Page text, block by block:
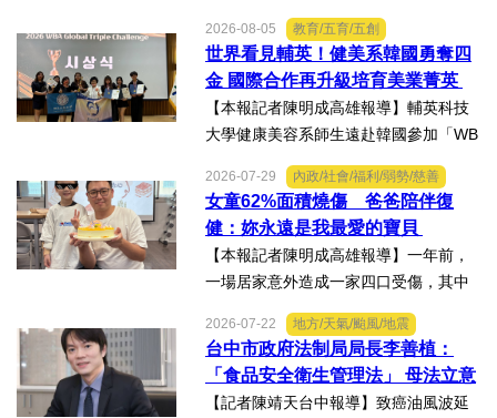
一路過關斬將，順利完成火箭發射，並
將全箭完整回收，勇奪高中學生1K組亞
軍，表現亮眼。陳國清...
2026-08-05 教育/五育/五創
世界看見輔英！健美系韓國勇奪四
金 國際合作再升級培育美業菁英
【本報記者陳明成高雄報導】輔英科技
大學健康美容系師生遠赴韓國參加「WB
賽」及「2026WBAGlobalTripleChallen
ge全球美學現場賽」，展現紮實專業實
力，師生聯手勇奪四金、...
2026-07-29 內政/社會/福利/弱勢/慈善
女童62%面積燒傷 爸爸陪伴復
健：妳永遠是我最愛的寶貝
【本報記者陳明成高雄報導】一年前，
一場居家意外造成一家四口受傷，其中
燒傷，在加護病房搶救超過兩個月，並
歷經在陽光基金會近一年的漫長復復健
及陪伴下，芸芸將於八月重返...
2026-07-22 地方/天氣/颱風/地震
台中市政府法制局局長李善植：
「食品安全衛生管理法」 母法立意
良善但子法標準過於寬鬆、處罰欠
【記者陳靖天台中報導】致癌油風波延